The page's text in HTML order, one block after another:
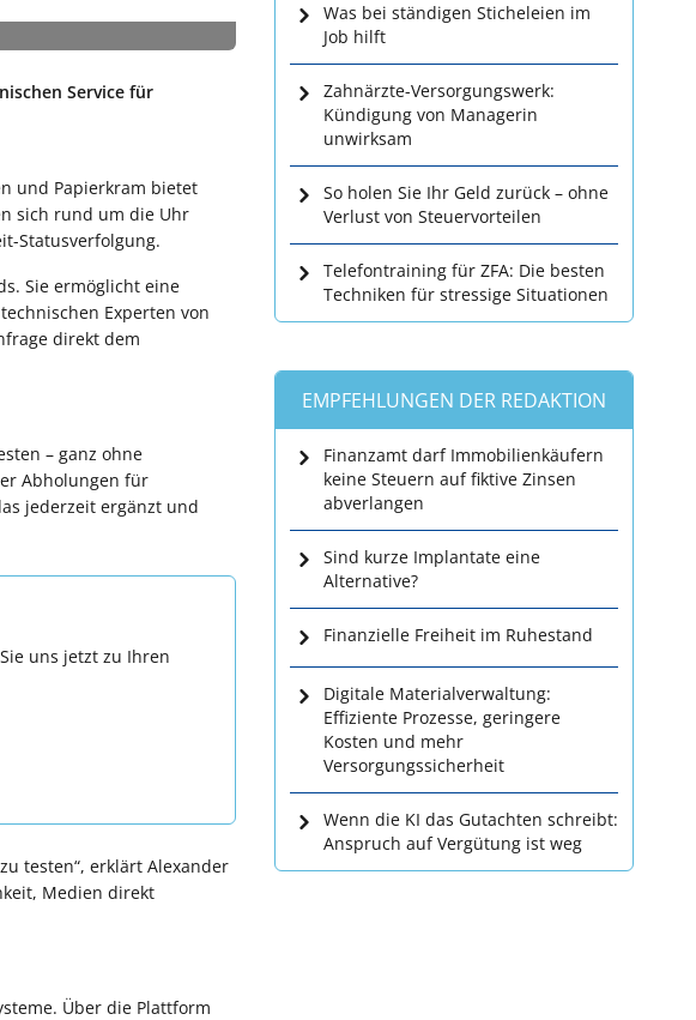
Service für
und Papierkram bietet
sich rund um die Uhr
Statusverfolgung.
Sie ermöglicht eine
Experten von
direkt dem
– ganz ohne
Abholungen für
jederzeit ergänzt und
uns jetzt zu Ihren
testen“, erklärt Alexander
Medien direkt
Über die Plattform
Was bei ständigen Sticheleien im
Job hilft
Zahnärzte-Versorgungswerk:
Kündigung von Managerin
unwirksam
So holen Sie Ihr Geld zurück – ohne
Verlust von Steuervorteilen
Telefontraining für ZFA: Die besten
Techniken für stressige Situationen
EMPFEHLUNGEN DER REDAKTION
Finanzamt darf Immobilienkäufern
keine Steuern auf fiktive Zinsen
abverlangen
Sind kurze Implantate eine
Alternative?
Finanzielle Freiheit im Ruhestand
Digitale Materialverwaltung:
Effiziente Prozesse, geringere
Kosten und mehr
Versorgungssicherheit
Wenn die KI das Gutachten schreibt:
Anspruch auf Vergütung ist weg